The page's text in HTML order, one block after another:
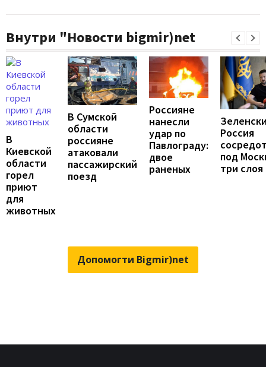
Внутри "Новости bigmir)net
В
Киевской
области
горел
приют
для
животных
В Сумской
области
россияне
атаковали
пассажирский
поезд
Россияне
нанесли
удар по
Павлограду:
двое
раненых
Россия
под
три
Допомогти Bigmir)net